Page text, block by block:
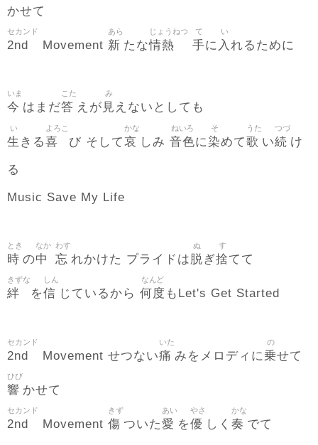
かせて
2nd
セカンド
Movement 新
あら
たな情熱
じょうねつ
手
て
に 入
い
れるために
今
いま
はまだ答
こた
えが 見
み
えないとしても
生
い
きる喜
よろこ
び そして哀
かな
しみ 音色
ねいろ
に染
そ
めて歌
うた
い続
つづ
け
る
Music Save My Life
時
とき
の中
なか
忘
わす
れかけた プライドは脱
ぬ
ぎ捨
す
てて
絆
きずな
を信
しん
じているから 何度
なんど
もLet's Get Started
2nd
セカンド
Movement せつない痛
いた
みをメロディに乗
の
せて
響
ひび
かせて
2nd
セカンド
Movement 傷
きず
ついた愛
あい
を優
やさ
しく 奏
かな
でて